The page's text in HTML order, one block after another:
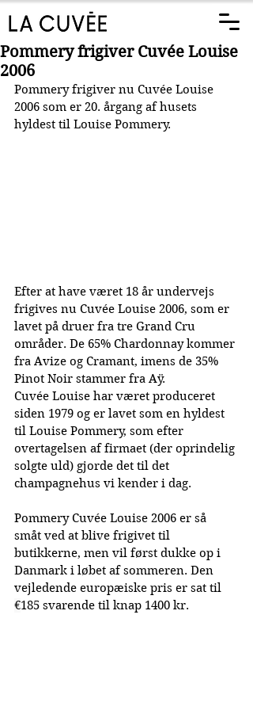
Pommery frigiver Cuvée Louise
2006
Pommery frigiver nu Cuvée Louise
2006 som er 20. årgang af husets
hyldest til Louise Pommery.
Efter at have været 18 år undervejs
frigives nu Cuvée Louise 2006, som er
lavet på druer fra tre Grand Cru
områder. De 65% Chardonnay kommer
fra Avize og Cramant, imens de 35%
Pinot Noir stammer fra Aÿ.
Cuvée Louise har været produceret
siden 1979 og er lavet som en hyldest
til Louise Pommery, som efter
overtagelsen af firmaet (der oprindelig
solgte uld) gjorde det til det
champagnehus vi kender i dag.
Pommery Cuvée Louise 2006 er så
småt ved at blive frigivet til
butikkerne, men vil først dukke op i
Danmark i løbet af sommeren. Den
vejledende europæiske pris er sat til
€185 svarende til knap 1400 kr.